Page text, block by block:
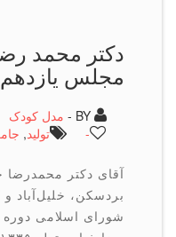
دكتر محمد رضا
مجلس یازدهم
مدل کودک
تولید
,جامعه,
آقای دكتر محمدرضا خباز
بردسكن، خلیل‌آباد و
شورای اسلامی دوره